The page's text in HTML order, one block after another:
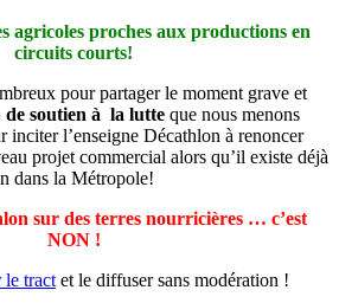
agricoles proches aux productions en
circuits courts!
pour partager le moment grave et
de soutien à la lutte que nous menons
inciter l’enseigne Décathlon à renoncer
projet commercial alors qu’il existe déjà
dans la Métropole!
sur des terres nourricières … c’est
NON !
le tractet le diffuser sans modération !